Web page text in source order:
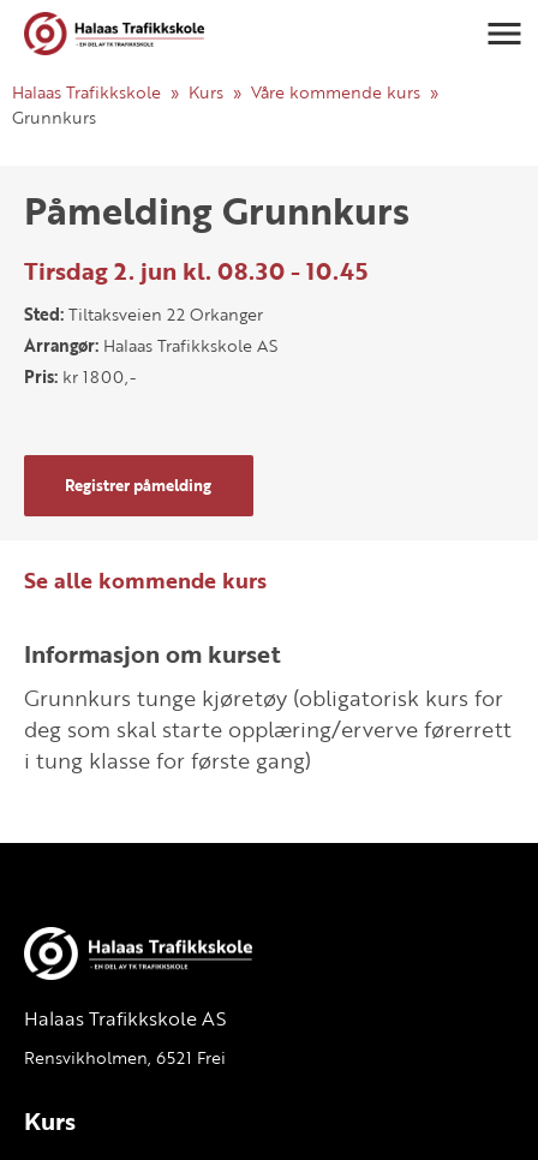
Halaas Trafikkskole Kurs
Våre kommende kurs
Grunnkurs
Påmelding Grunnkurs
Tirsdag 2. jun kl. 08.30 - 10.45
Sted:Tiltaksveien 22 Orkanger
Arrangør: Halaas Trafikkskole AS
Pris: kr 1800,-
Registrer påmelding
Se alle kommende kurs
Informasjon om kurset
Grunnkurs tunge kjøretøy (obligatorisk kurs for
deg som skal starte opplæring/erverve førerrett
i tung klasse for første gang)
Halaas Trafikkskole AS
Rensvikholmen, 6521 Frei
Kurs